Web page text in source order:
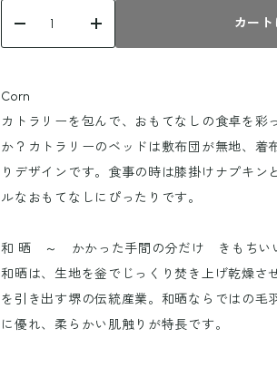
カート
Corn
カトラリーを包んで、おもてなしの食卓を彩
か？カトラリーのベッドは敷布団が無地、着
りデザインです。食事の時は膝掛けナプキン
ルなおもてなしにぴったりです。
和 晒 ～ かかった手間の分だけ きもちい
和晒は、生地を釡でじっくり焚き上げ乾燥さ
を引き出す堺の伝統産業。和晒ならではの毛
に優れ、柔らかい肌触りが特長です。